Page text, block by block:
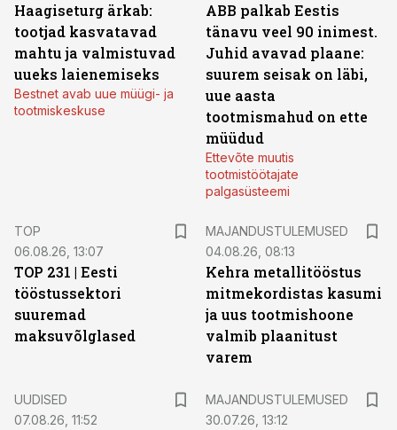
Haagiseturg ärkab:
tootjad kasvatavad
mahtu ja valmistuvad
uueks laienemiseks
Bestnet avab uue müügi- ja
tootmiskeskuse
ABB palkab Eestis
tänavu veel 90 inimest.
Juhid avavad plaane:
suurem seisak on läbi,
uue aasta
tootmismahud on ette
müüdud
Ettevõte muutis
tootmistöötajate
palgasüsteemi
TOP
06.08.26, 13:07
TOP 231 | Eesti
tööstussektori
suuremad
maksuvõlglased
MAJANDUSTULEMUSED
04.08.26, 08:13
Kehra metallitööstus
mitmekordistas kasumi
ja uus tootmishoone
valmib plaanitust
varem
UUDISED
07.08.26, 11:52
MAJANDUSTULEMUSED
30.07.26, 13:12